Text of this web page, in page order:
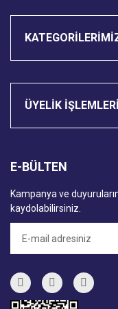
ÜYELİK İŞLEMLERİ
E-BÜLTEN
Kampanya ve
kaydolabilirsiniz.